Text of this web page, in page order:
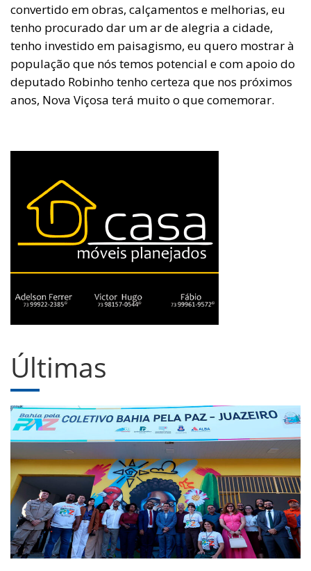
convertido em obras, calçamentos e melhorias, eu
tenho procurado dar um ar de alegria a cidade,
tenho investido em paisagismo, eu quero mostrar à
população que nós temos potencial e com apoio do
deputado Robinho tenho certeza que nos próximos
anos, Nova Viçosa terá muito o que comemorar.
Últimas